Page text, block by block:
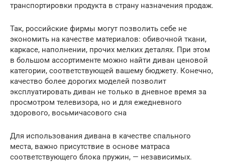
транспортировки продукта в страну назначения продаж.
Так, российские фирмы могут позволить себе не
экономить на качестве материалов: обивочной ткани,
каркасе, наполнении, прочих мелких деталях. При этом
в большом ассортименте можно найти диван ценовой
категории, соответствующей вашему бюджету. Конечно,
качество более дорогих моделей позволит
эксплуатировать диван не только в дневное время за
просмотром телевизора, но и для ежедневного
здорового, восьмичасового сна
Для использования дивана в качестве спального
места, важно присутствие в основе матраса
соответствующего блока пружин, — независимых.